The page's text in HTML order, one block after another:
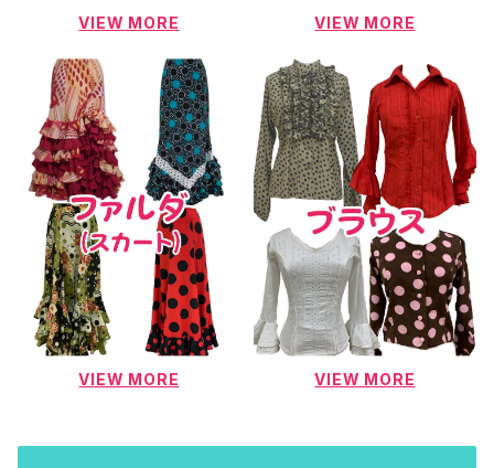
VIEW MORE VIEW MORE
VIEW MORE VIEW MORE